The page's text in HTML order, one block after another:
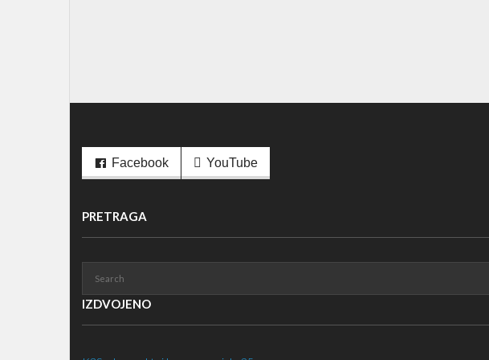
Facebook YouTube
PRETRAGA
IZDVOJENO